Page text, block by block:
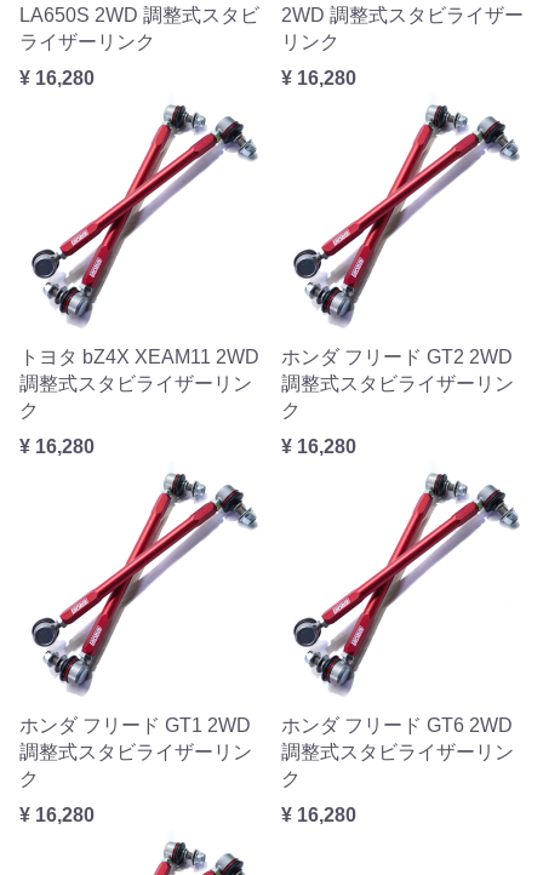
LA650S 2WD 調整式スタビ
ライザーリンク
¥ 16,280
2WD 調整式スタビライザー
リンク
¥ 16,280
トヨタ bZ4X XEAM11 2WD
調整式スタビライザーリン
ク
¥ 16,280
ホンダ フリード GT2 2WD
調整式スタビライザーリン
ク
¥ 16,280
ホンダ フリード GT1 2WD
調整式スタビライザーリン
ク
¥ 16,280
ホンダ フリード GT6 2WD
調整式スタビライザーリン
ク
¥ 16,280